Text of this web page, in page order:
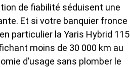
de fiabilité séduisent une
Et si votre banquier fronce
particulier la Yaris Hybrid
moins de 30 000 km au
d’usage sans plomber le